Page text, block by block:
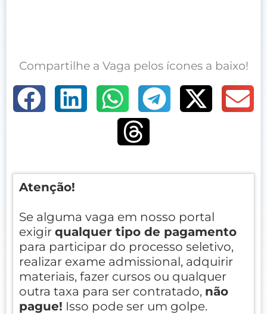
Compartilhe a Vaga pelos ícones a baixo!
Atenção!
Se alguma vaga em nosso portal
exigir qualquer tipo de pagamento
para participar do processo seletivo,
realizar exame admissional, adquirir
materiais, fazer cursos ou qualquer
outra taxa para ser contratado, não
pague! Isso pode ser um golpe.